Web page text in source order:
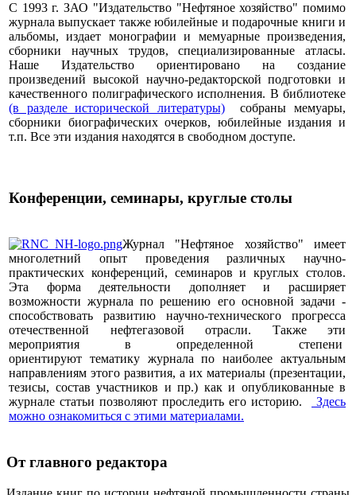
С 1993 г. ЗАО "Издательство "Нефтяное хозяйство" помимо
журнала выпускает также юбилейные и подарочные книги и
альбомы, издает монографии и мемуарные произведения,
сборники научных трудов, специализированные атласы.
Наше Издательство ориентировано на создание
произведений высокой научно-редакторской подготовки и
качественного полиграфического исполнения. В библиотеке
(в разделе исторической литературы) собраны мемуары,
сборники биографических очерков, юбилейные издания и
т.п. Все эти издания находятся в свободном доступе.
Конференции, семинары, круглые столы
Журнал "Нефтяное хозяйство" имеет
многолетний опыт проведения различных научно-
практических конференций, семинаров и круглых столов.
Эта форма деятельности дополняет и расширяет
возможности журнала по решению его основной задачи -
способствовать развитию научно-технического прогресса
отечественной нефтегазовой отрасли. Также эти
мероприятия в определенной степени
ориентируют тематику журнала по наиболее актуальным
направлениям этого развития, а их материалы (презентации,
тезисы, состав участников и пр.) как и опубликованные в
журнале статьи позволяют проследить его историю.
Здесь
можно ознакомиться с этими материалами.
От главного редактора